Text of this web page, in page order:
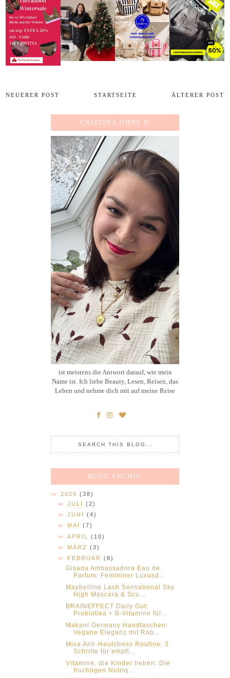
NEUERER POST ÄLTERER POST
STARTSEITE
CRISTINA OHNE H
ist meistens die Antwort darauf, wie mein
Name ist. Ich liebe Beauty, Lesen, Reisen, das
Leben und nehme dich mit auf meine Reise
BLOG ARCHIV
2026 (38)
JULI(2)
JUNI(4)
MAI(7)
APRIL(10)
MÄRZ(3)
FEBRUAR(8)
Gisada Ambassadora Eau de
Parfum: Femininer Luxusd...
Maybelline Lash Sensational Sky
High Mascara & Scu...
BRAINEFFECT Daily Gut:
Probiotika + B-Vitamine für...
Makani Germany Handtaschen:
Vegane Eleganz mit Rab...
Mixa Anti-Hautstress Routine: 3
Schritte für empfi...
Vitamine, die Kinder lieben: Die
fruchtigen Nutriq...